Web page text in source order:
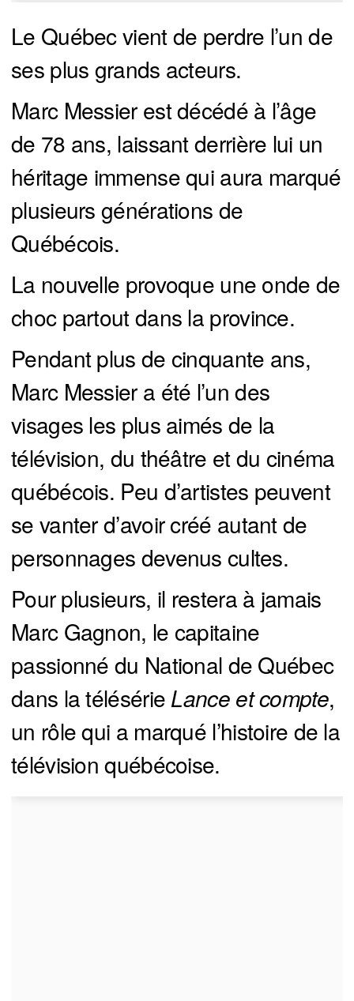
Le Québec vient de perdre l’un de
ses plus grands acteurs.
Marc Messier est décédé à l’âge
de 78 ans, laissant derrière lui un
héritage immense qui aura marqué
plusieurs générations de
Québécois.
La nouvelle provoque une onde de
choc partout dans la province.
Pendant plus de cinquante ans,
Marc Messier a été l’un des
visages les plus aimés de la
télévision, du théâtre et du cinéma
québécois. Peu d’artistes peuvent
se vanter d’avoir créé autant de
personnages devenus cultes.
Pour plusieurs, il restera à jamais
Marc Gagnon, le capitaine
passionné du National de Québec
dans la télésérie Lance et compte,
un rôle qui a marqué l’histoire de la
télévision québécoise.